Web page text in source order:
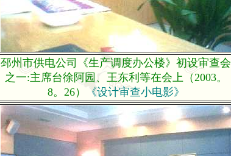
邳州市供电公司《生产调度办公楼》初设审查会
之一:主席台徐阿园、王东利等在会上（2003。
8。26）
《设计审查小电影》